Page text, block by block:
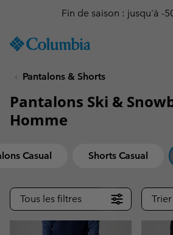
TO
SKIP
MAIN
SEARCH
Remise de 10 % à
Pantalons & Shorts
Pantalons Ski &
Homme
Casual Shorts Casual
Tous les filtres Trier